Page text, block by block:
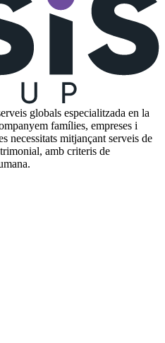
globals especialitzada en la
famílies, empreses i
necessitats mitjançant serveis de
amb criteris de